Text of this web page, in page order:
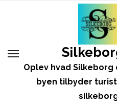
Oplev hvad
byen tilbyder